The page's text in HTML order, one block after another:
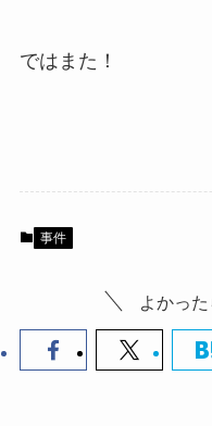
ではまた！
事件
よかっ